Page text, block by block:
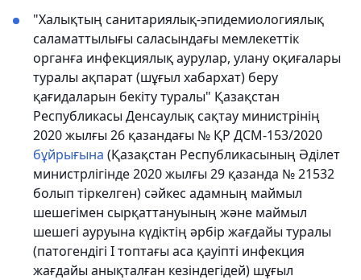
"Халықтың санитариялық-эпидемиологиялық
саламаттылығы саласындағы мемлекеттік
органға инфекциялық аурулар, улану оқиғалары
туралы ақпарат (шұғыл хабархат) беру
қағидаларын бекіту туралы" Қазақстан
Республикасы Денсаулық сақтау министрінің
2020 жылғы 26 қазандағы № ҚР ДСМ-153/2020
бұйрығына (Қазақстан Республикасының Әділет
министрлігінде 2020 жылғы 29 қазанда № 21532
болып тіркелген) сәйкес адамның маймыл
шешегімен сырқаттануының және маймыл
шешегі ауруына күдіктің әрбір жағдайы туралы
(патогендігі I топтағы аса қауіпті инфекция
жағдайы анықталған кезіндегідей) шұғыл